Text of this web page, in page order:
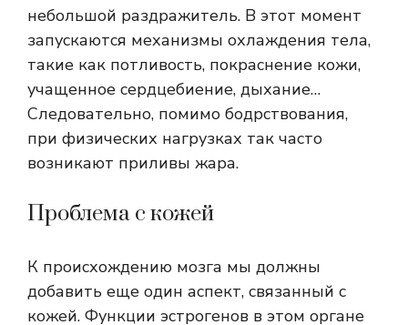
небольшой раздражитель. В этот момент
запускаются механизмы охлаждения тела,
такие как потливость, покраснение кожи,
учащенное сердцебиение, дыхание…
Следовательно, помимо бодрствования,
при физических нагрузках так часто
возникают приливы жара.
Проблема с кожей
К происхождению мозга мы должны
добавить еще один аспект, связанный с
кожей. Функции эстрогенов в этом органе